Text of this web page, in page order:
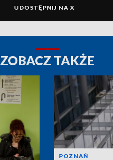
UDOSTĘPNIJ NA X
ZOBACZ TAKŻE
POZNAŃ